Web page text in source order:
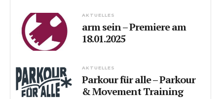
AKTUELLES
arm sein – Premiere am
18.01.2025
AKTUELLES
Parkour für alle – Parkour
& Movement Training